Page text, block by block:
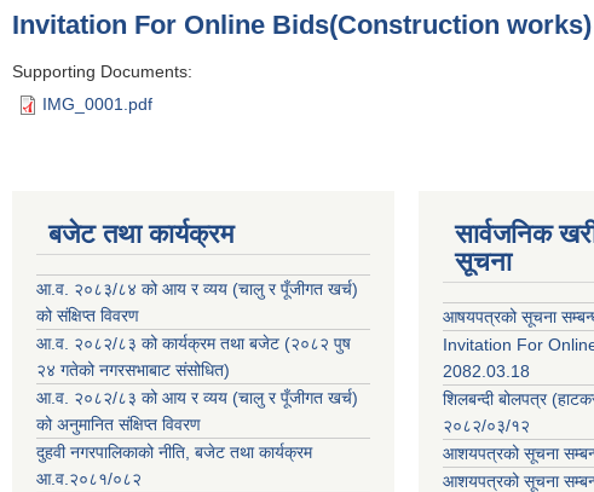
Invitation For Online Bids(Construction works)
Supporting Documents:
IMG_0001.pdf
बजेट तथा कार्यक्रम
आ.व. २०८३/८४ को आय र व्यय (चालु र पूँजीगत खर्च)
को संक्षिप्त विवरण
आ.व. २०८२/८३ को कार्यक्रम तथा बजेट (२०८२ पुष
२४ गतेको नगरसभाबाट संसोधित)
आ.व. २०८२/८३ को आय र व्यय (चालु र पूँजीगत खर्च)
को अनुमानित संक्षिप्त विवरण
दुहवी नगरपालिकाको नीति, बजेट तथा कार्यक्रम
आ.व.२०८१/०८२
सार्वजनिक
सूचना
आषयपत्रको सूचना
Invitation For
2082.03.18
शिलबन्दी बोलपत्र
२०८२/०३/१२
आशयपत्रको सूचना
आशयपत्रको सूचना